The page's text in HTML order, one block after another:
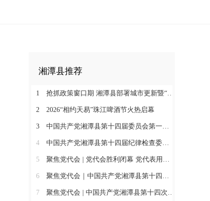
湘潭县推荐
1 抢抓政策窗口期 湘潭县部署城市更新暨“六张网”争资争项工作
2 2026“相约天易”珠江啤酒节火热启幕
3 中国共产党湘潭县第十四届委员会第一次全体会议举行
4 中国共产党湘潭县第十四届纪律检查委员会第一次全体会议召开
5 聚焦党代会 | 党代会胜利闭幕 党代表用实干书写“初心答卷”
6 聚焦党代会｜中国共产党湘潭县第十四次代表大会胜利闭幕
7 聚焦党代会 | 中国共产党湘潭县第十四次代表大会举行第三次全体代表会议